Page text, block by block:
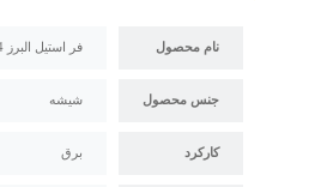
نام محصول فر استیل البرز FE4
جنس محصول شیشه
کارکرد برق